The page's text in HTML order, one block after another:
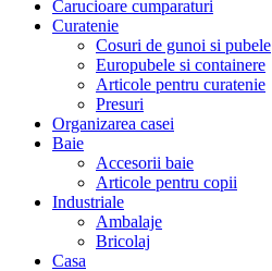
Carucioare cumparaturi
Curatenie
Cosuri de gunoi si pubele
Europubele si containere
Articole pentru curatenie
Presuri
Organizarea casei
Baie
Accesorii baie
Articole pentru copii
Industriale
Ambalaje
Bricolaj
Casa